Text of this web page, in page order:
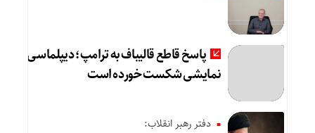
پاسخ قاطع قالیباف به ترامپ؛ دیپلماسی
نمایشی شکست خورده است
دفتر رهبر انقلاب: